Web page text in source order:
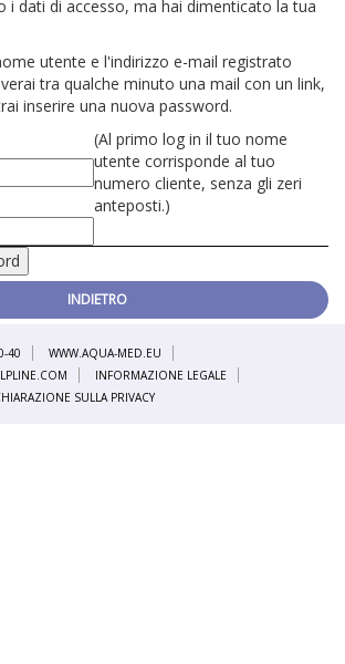
i dati di accesso, ma hai dimenticato la tua
utente e l'indirizzo e-mail registrato
tra qualche minuto una mail con un link,
inserire una nuova password.
INDIETRO
(Al primo log in il tuo nome
utente corrisponde al tuo
numero cliente, senza gli zeri
anteposti.)
40
WWW.AQUA-MED.EU
INFORMAZIONE LEGALE
SULLA PRIVACY